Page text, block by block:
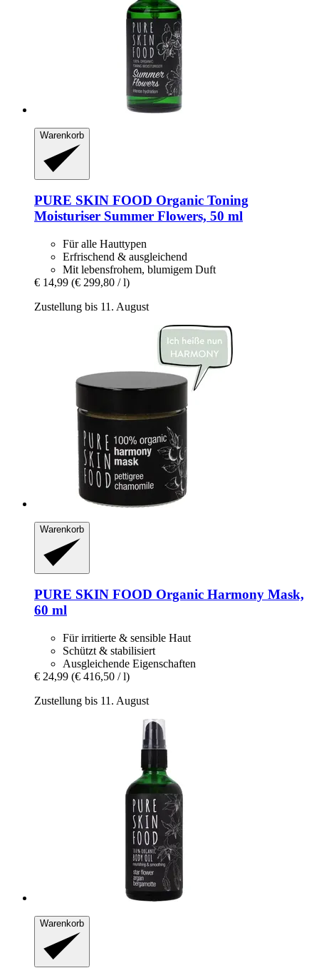
Warenkorb
PURE SKIN FOOD Organic Toning
Moisturiser Summer Flowers, 50 ml
Für alle Hauttypen
Erfrischend & ausgleichend
Mit lebensfrohem, blumigem Duft
€ 14,99 (€ 299,80 / l)
Zustellung bis 11. August
Warenkorb
PURE SKIN FOOD Organic Harmony Mask,
60 ml
Für irritierte & sensible Haut
Schützt & stabilisiert
Ausgleichende Eigenschaften
€ 24,99 (€ 416,50 / l)
Zustellung bis 11. August
Warenkorb